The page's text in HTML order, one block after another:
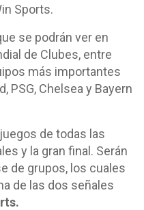
Sports.
se podrán ver en
de Clubes, entre
más importantes
PSG, Chelsea y Bayern
de todas las
y la gran final. Serán
de grupos, los cuales
de las dos señales